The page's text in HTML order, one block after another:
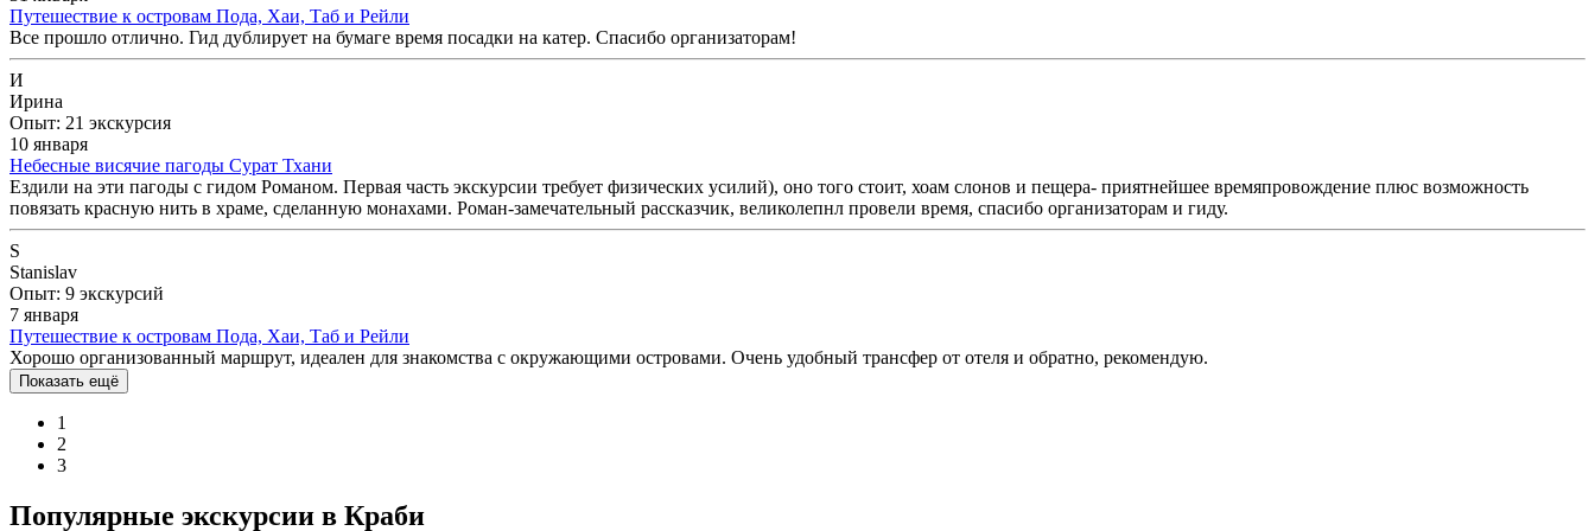
Путешествие к островам Пода, Хаи, Таб и Рейли
Все прошло отлично. Гид дублирует на бумаге время посадки на катер. Спасибо организаторам!
И
Ирина
Опыт: 21 экскурсия
10 января
Небесные висячие пагоды Сурат Тхани
Ездили на эти пагоды с гидом Романом. Первая часть экскурсии требует физических усилий), оно того стоит, хоам слонов и пещера- приятнейшее времяпровождение плюс возможность
повязать красную нить в храме, сделанную монахами. Роман-замечательный рассказчик, великолепнл провели время, спасибо организаторам и гиду.
S
Stanislav
Опыт: 9 экскурсий
7 января
Путешествие к островам Пода, Хаи, Таб и Рейли
Хорошо организованный маршрут, идеален для знакомства с окружающими островами. Очень удобный трансфер от отеля и обратно, рекомендую.
Показать ещё
1
2
3
Популярные экскурсии в Краби